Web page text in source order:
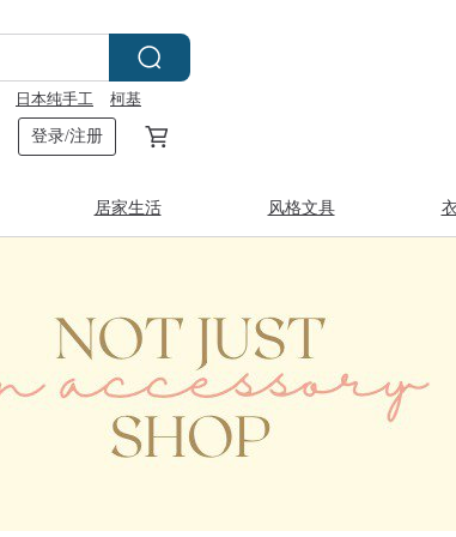
日本纯手工
柯基
登录/注册
居家生活 风格文具